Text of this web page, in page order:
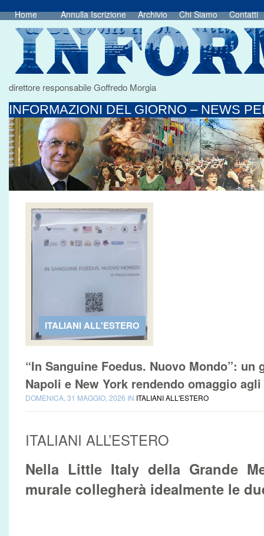
Home Annulla Iscrizione Archivio Chi Siamo Contatti
direttore responsabile Goffredo Morgia
INFORMAZIONI DEL GIORNO – NEWS
ITALIANI ALL'ESTERO
“In Sanguine Foedus. Nuovo Mondo”: un
Napoli e New York rendendo omaggio
DOMENICA, 31 MAGGIO, 2026 IN ITALIANI ALL'ESTERO
ITALIANI ALL’ESTERO
Nella Little Italy della Grande
murale collegherà idealmente le